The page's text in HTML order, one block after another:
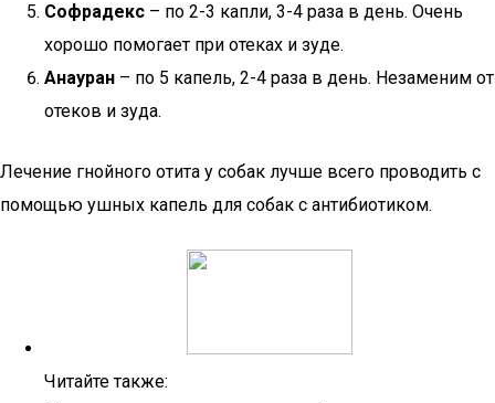
Софрадекс – по 2-3 капли, 3-4 раза в день. Очень
хорошо помогает при отеках и зуде.
Анауран – по 5 капель, 2-4 раза в день. Незаменим от
отеков и зуда.
Лечение гнойного отита у собак лучше всего проводить с
помощью ушных капель для собак с антибиотиком.
Читайте также: